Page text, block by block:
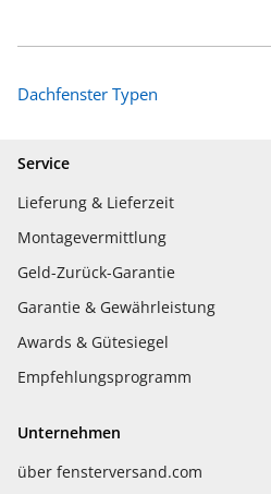
Dachfenster Typen
Service
Lieferung & Lieferzeit
Montagevermittlung
Geld-Zurück-Garantie
Garantie & Gewährleistung
Awards & Gütesiegel
Empfehlungsprogramm
Unternehmen
über fensterversand.com